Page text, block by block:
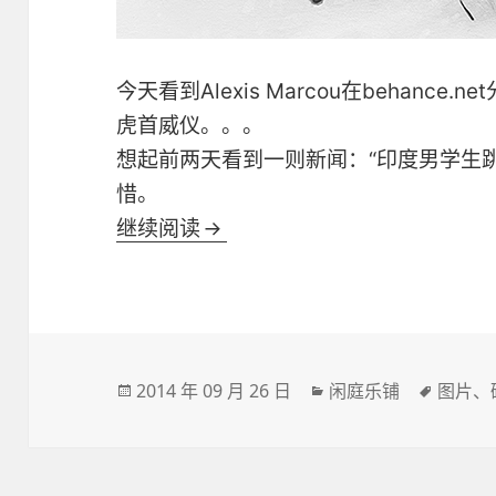
今天看到Alexis Marcou在behance.net
虎首威仪。。。
想起前两天看到一则新闻：“印度男学生
惜。
继续阅读 名中有虎
发
2014 年 09 月 26 日
分
闲庭乐铺
标
图片、